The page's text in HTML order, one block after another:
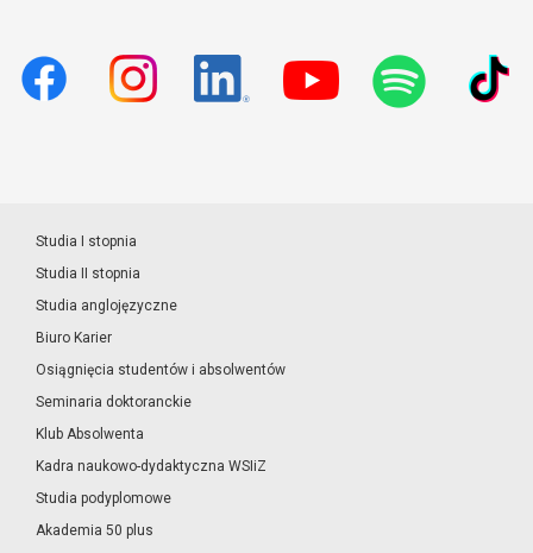
Studia I stopnia
Studia II stopnia
Studia anglojęzyczne
Biuro Karier
Osiągnięcia studentów i absolwentów
Seminaria doktoranckie
Klub Absolwenta
Kadra naukowo-dydaktyczna WSIiZ
Studia podyplomowe
Akademia 50 plus